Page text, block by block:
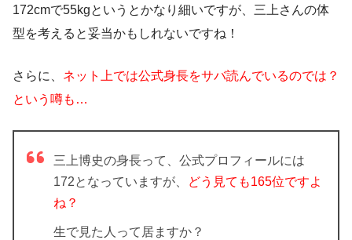
172cmで55kgというとかなり細いですが、三上さんの体
型を考えると妥当かもしれないですね！
さらに、 ネット上では公式身長をサバ読んでいるのでは？
という噂も…
三上博史の身長って、公式プロフィールには
172となっていますが、
どう見ても165位ですよ
ね？
生で見た人って居ますか？